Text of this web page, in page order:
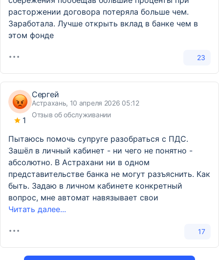
расторжении договора потеряла больше чем.
Заработала. Лучше открыть вклад в банке чем в
этом фонде
23
1
Сергей
Астрахань, 10 апреля 2026 05:12
Отзыв об обслуживании
Пытаюсь помочь супруге разобраться с ПДС.
Зашёл в личный кабинет - ни чего не понятно -
абсолютно. В Астрахани ни в одном
представительстве банка не могут разъяснить. Как
быть. Задаю в личном кабинете конкретный
вопрос, мне автомат навязывает свои
Читать далее...
17